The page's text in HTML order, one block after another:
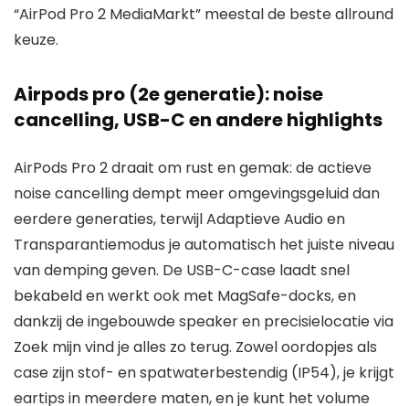
“AirPod Pro 2 MediaMarkt” meestal de beste allround
keuze.
Airpods pro (2e generatie): noise
cancelling, USB-C en andere highlights
AirPods Pro 2 draait om rust en gemak: de actieve
noise cancelling dempt meer omgevingsgeluid dan
eerdere generaties, terwijl Adaptieve Audio en
Transparantiemodus je automatisch het juiste niveau
van demping geven. De USB-C-case laadt snel
bekabeld en werkt ook met MagSafe-docks, en
dankzij de ingebouwde speaker en precisielocatie via
Zoek mijn vind je alles zo terug. Zowel oordopjes als
case zijn stof- en spatwaterbestendig (IP54), je krijgt
eartips in meerdere maten, en je kunt het volume